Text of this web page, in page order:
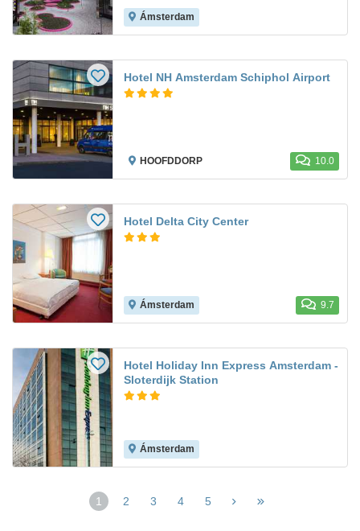
Ámsterdam
Hotel NH Amsterdam Schiphol Airport
HOOFDDORP 10.0
Hotel Delta City Center
Ámsterdam 9.7
Hotel Holiday Inn Express Amsterdam -
Sloterdijk Station
Ámsterdam
1
(página
2 3 4 5